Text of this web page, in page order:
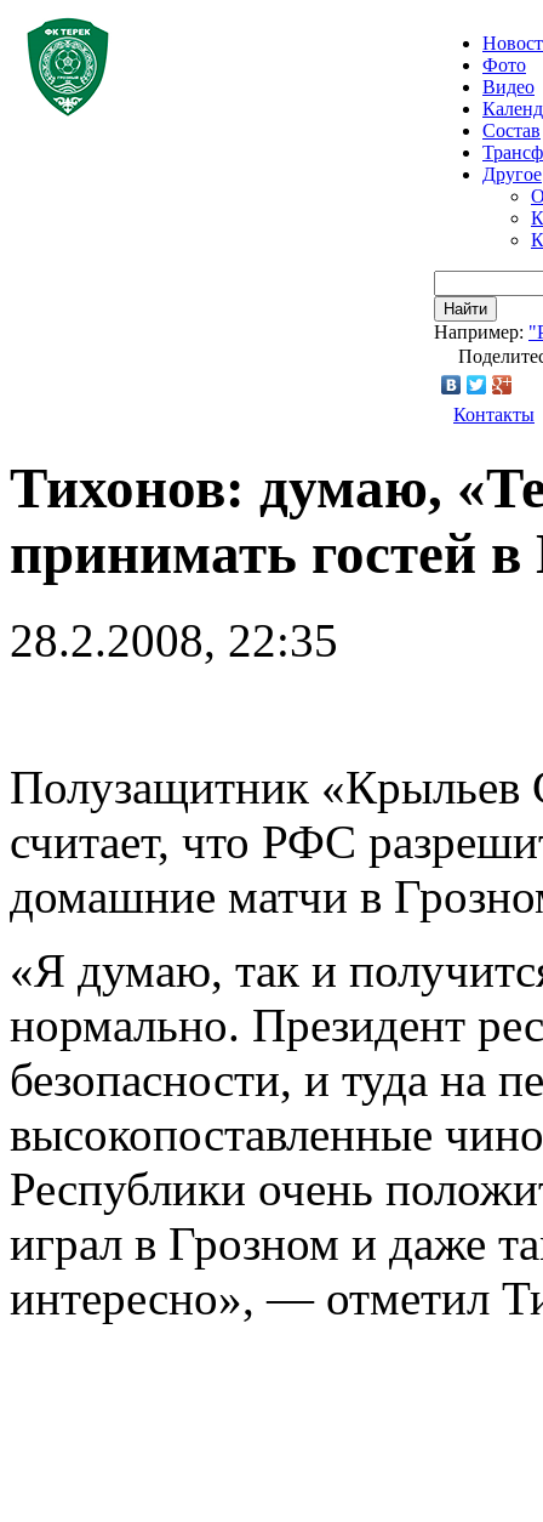
Фото
Видео
Состав
Другое
Найти
Например:
Контакты
Тихонов: думаю,
принимать гостей в
28.2.2008, 22:35
Полузащитник «Крыльев
считает, что РФС
домашние матчи в
«Я думаю, так и
нормально. Президент
безопасности, и туда на
высокопоставленные
Республики очень
играл в Грозном и даже
интересно», — отметил